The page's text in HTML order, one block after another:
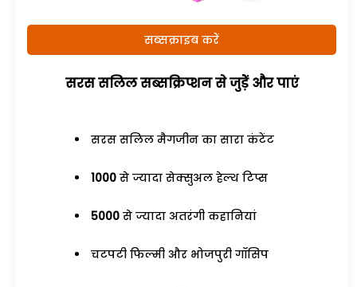
सब्सक्राइब करें
सरस सलिल सब्सक्रिप्शन से जुड़ेें और पाएं
सरस सलिल मैगजीन का सारा कंटेंट
1000 से ज्यादा सेक्सुअल हेल्थ टिप्स
5000 से ज्यादा अतरंगी कहानियां
चटपटी फिल्मी और भोजपुरी गॉसिप